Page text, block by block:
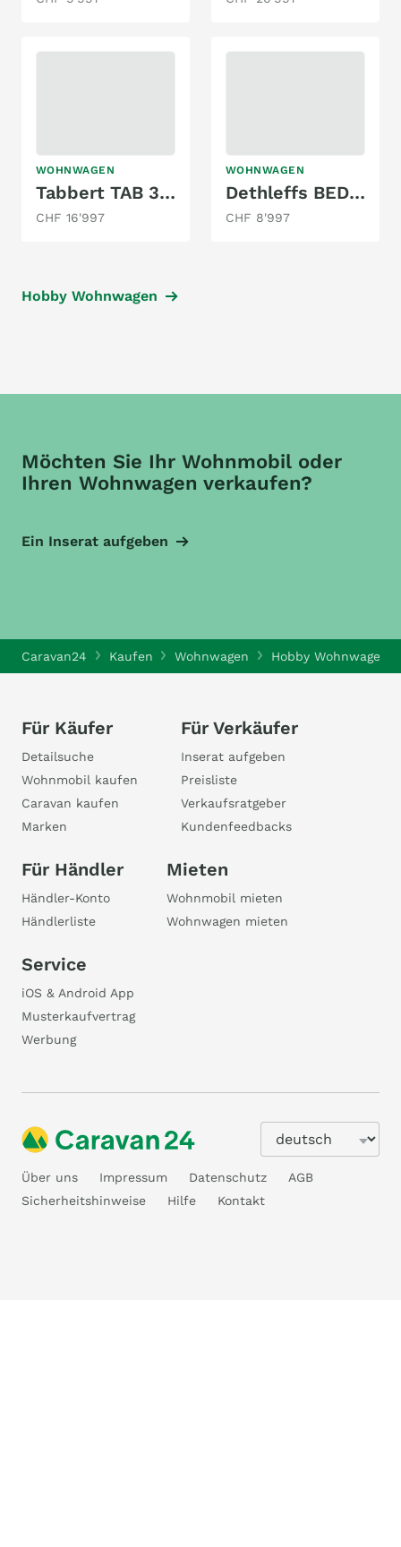
WOHNWAGEN
Tabbert TAB 320
CHF 16'997
WOHNWAGEN
Dethleffs BEDUIN 460 V
CHF 8'997
Hobby Wohnwagen
Möchten Sie Ihr Wohnmobil oder
Ihren Wohnwagen verkaufen?
Ein Inserat aufgeben
Caravan24 Kaufen Wohnwagen Hobby Wohnwagen
Für Käufer
Detailsuche
Wohnmobil kaufen
Caravan kaufen
Marken
Für Verkäufer
Inserat aufgeben
Preisliste
Verkaufsratgeber
Kundenfeedbacks
Für Händler
Händler-Konto
Händlerliste
Mieten
Wohnmobil mieten
Wohnwagen mieten
Service
iOS & Android App
Musterkaufvertrag
Werbung
Über uns Impressum Datenschutz
AGB
Sicherheitshinweise
Hilfe Kontakt